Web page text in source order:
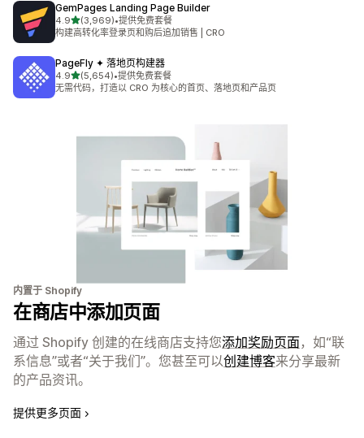
GemPages Landing Page Builder
4.9星（满分 5 星）
(3,969)
总共 3969 条评论
•提供免费套餐
构建高转化率登录页和购后追加销售 | CRO
PageFly ✦ 落地页构建器
4.9星（满分 5 星）
(5,654)
总共 5654 条评论
•提供免费套餐
无需代码，打造以 CRO 为核心的首页、落地页和产品页
内置于 Shopify
在商店中添加页面
通过 Shopify 创建的在线商店支持您添加奖励页面，如“联
系信息”或者“关于我们”。您甚至可以创建博客来分享最新
的产品资讯。
提供更多页面